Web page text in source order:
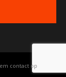
contact op